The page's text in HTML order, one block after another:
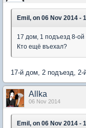
Emil, on 06 Nov 2014 -
17 дом, 1 подъезд 8-ой
Кто ещё въехал?
17-й дом, 2 подъезд, 2-
Allka
06 Nov 2014
Emil, on 06 Nov 2014 -